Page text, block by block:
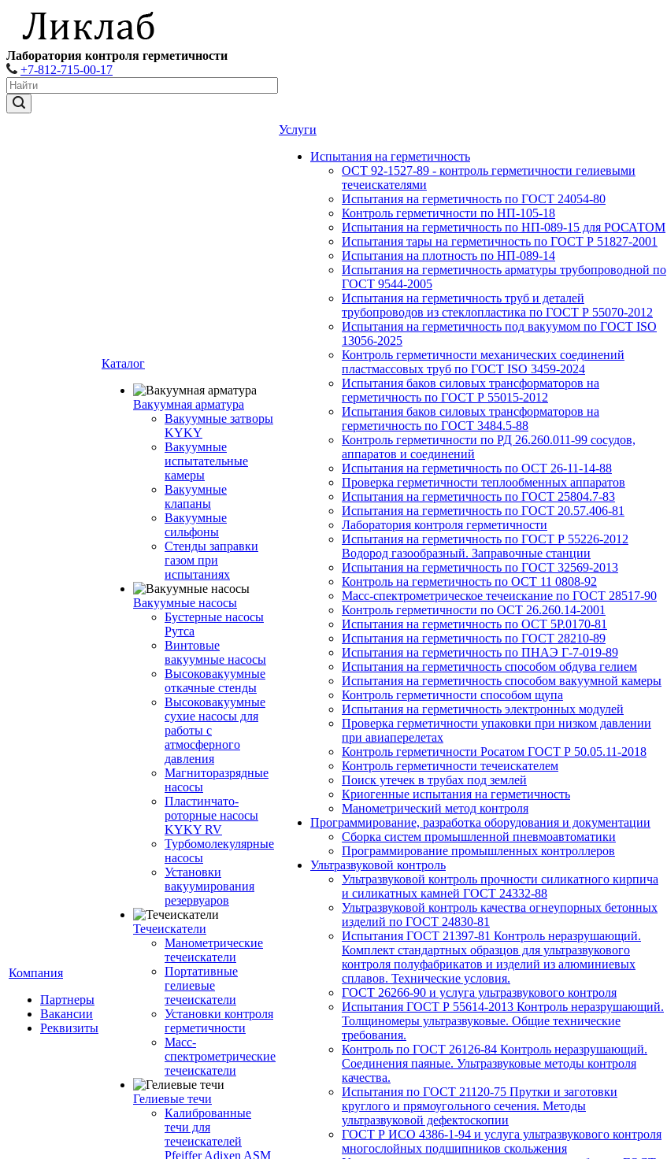
Лаборатория контроля герметичности
+7-812-715-00-17
Компания
Партнеры
Вакансии
Реквизиты
Каталог
Вакуумная арматура
Вакуумные затворы
KYKY
Вакуумные
испытательные
камеры
Вакуумные
клапаны
Вакуумные
сильфоны
Стенды заправки
газом при
испытаниях
Вакуумные насосы
Бустерные насосы
Рутса
Винтовые
вакуумные насосы
Высоковакуумные
откачные стенды
Высоковакуумные
сухие насосы для
работы с
атмосферного
давления
Магниторазрядные
насосы
Пластинчато-
роторные насосы
KYKY RV
Турбомолекулярные
насосы
Установки
вакуумирования
резервуаров
Течеискатели
Манометрические
течеискатели
Портативные
гелиевые
течеискатели
Установки контроля
герметичности
Масс-
спектрометрические
течеискатели
Гелиевые течи
Калиброванные
течи для
течеискателей
Pfeiffer Adixen ASM
Услуги
Испытания на герметичность
ОСТ 92-1527-89 - контроль герметичности гелиевыми
течеискателями
Испытания на герметичность по ГОСТ 24054-80
Контроль герметичности по НП-105-18
Испытания на герметичность по НП-089-15 для РОСАТОМ
Испытания тары на герметичность по ГОСТ Р 51827-2001
Испытания на плотность по НП-089-14
Испытания на герметичность арматуры трубопроводной по
ГОСТ 9544-2005
Испытания на герметичность труб и деталей
трубопроводов из стеклопластика по ГОСТ Р 55070-2012
Испытания на герметичность под вакуумом по ГОСТ ISO
13056-2025
Контроль герметичности механических соединений
пластмассовых труб по ГОСТ ISO 3459-2024
Испытания баков силовых трансформаторов на
герметичность по ГОСТ Р 55015-2012
Испытания баков силовых трансформаторов на
герметичность по ГОСТ 3484.5-88
Контроль герметичности по РД 26.260.011-99 сосудов,
аппаратов и соединений
Испытания на герметичность по ОСТ 26-11-14-88
Проверка герметичности теплообменных аппаратов
Испытания на герметичность по ГОСТ 25804.7-83
Испытания на герметичность по ГОСТ 20.57.406-81
Лаборатория контроля герметичности
Испытания на герметичность по ГОСТ Р 55226-2012
Водород газообразный. Заправочные станции
Испытания на герметичность по ГОСТ 32569-2013
Контроль на герметичность по ОСТ 11 0808-92
Масс-спектрометрическое течеискание по ГОСТ 28517-90
Контроль герметичности по ОСТ 26.260.14-2001
Испытания на герметичность по ОСТ 5Р.0170-81
Испытания на герметичность по ГОСТ 28210-89
Испытания на герметичность по ПНАЭ Г-7-019-89
Испытания на герметичность способом обдува гелием
Испытания на герметичность способом вакуумной камеры
Контроль герметичности способом щупа
Испытания на герметичность электронных модулей
Проверка герметичности упаковки при низком давлении
при авиаперелетах
Контроль герметичности Росатом ГОСТ Р 50.05.11-2018
Контроль герметичности течеискателем
Поиск утечек в трубах под землей
Криогенные испытания на герметичность
Манометрический метод контроля
Программирование, разработка оборудования и документации
Сборка систем промышленной пневмоавтоматики
Программирование промышленных контроллеров
Ультразвуковой контроль
Ультразвуковой контроль прочности силикатного кирпича
и силикатных камней ГОСТ 24332-88
Ультразвуковой контроль качества огнеупорных бетонных
изделий по ГОСТ 24830-81
Испытания ГОСТ 21397-81 Контроль неразрушающий.
Комплект стандартных образцов для ультразвукового
контроля полуфабрикатов и изделий из алюминиевых
сплавов. Технические условия.
ГОСТ 26266-90 и услуга ультразвукового контроля
Испытания ГОСТ Р 55614-2013 Контроль неразрушающий.
Толщиномеры ультразвуковые. Общие технические
требования.
Контроль по ГОСТ 26126-84 Контроль неразрушающий.
Соединения паяные. Ультразвуковые методы контроля
качества.
Испытания по ГОСТ 21120-75 Прутки и заготовки
круглого и прямоугольного сечения. Методы
ультразвуковой дефектоскопии
ГОСТ Р ИСО 4386-1-94 и услуга ультразвукового контроля
многослойных подшипников скольжения